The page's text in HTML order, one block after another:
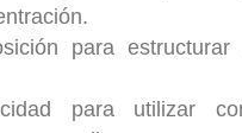
para
para utilizar